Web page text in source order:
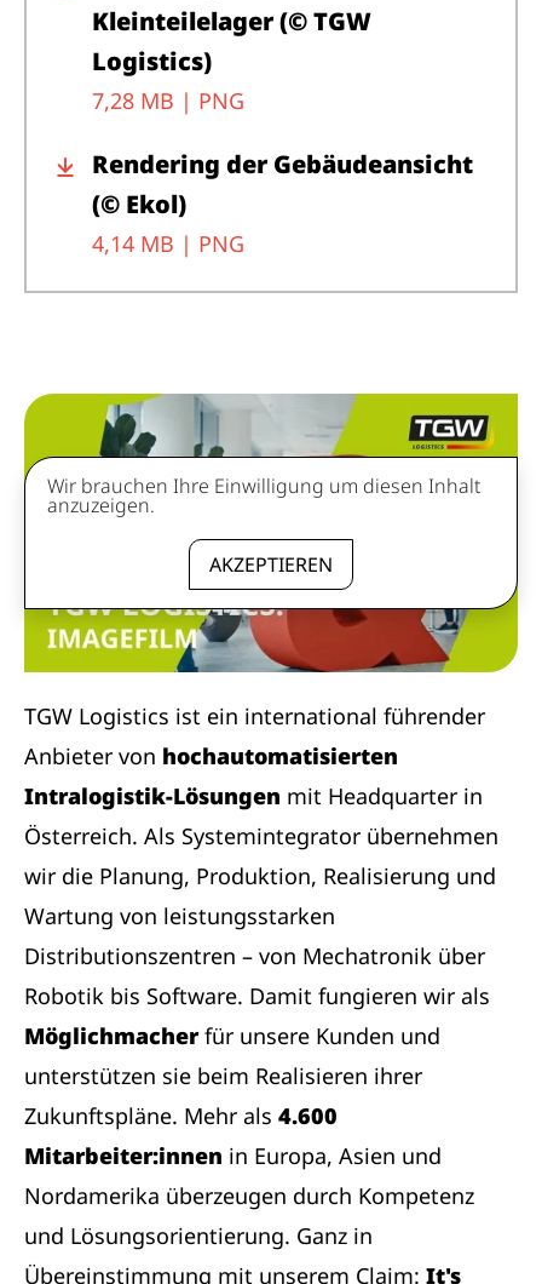
Kleinteilelager (© TGW
Logistics)
7,28 MB | PNG
Rendering der Gebäudeansicht
(© Ekol)
4,14 MB | PNG
Wir brauchen Ihre Einwilligung um diesen Inhalt
anzuzeigen.
AKZEPTIEREN
TGW Logistics ist ein international führender
Anbieter von hochautomatisierten
Intralogistik-Lösungen mit Headquarter in
Österreich. Als Systemintegrator übernehmen
wir die Planung, Produktion, Realisierung und
Wartung von leistungsstarken
Distributionszentren – von Mechatronik über
Robotik bis Software. Damit fungieren wir als
Möglichmacherfür unsere Kunden und
unterstützen sie beim Realisieren ihrer
Zukunftspläne. Mehr als 4.600
Mitarbeiter:innen in Europa, Asien und
Nordamerika überzeugen durch Kompetenz
und Lösungsorientierung. Ganz in
Übereinstimmung mit unserem Claim: It's